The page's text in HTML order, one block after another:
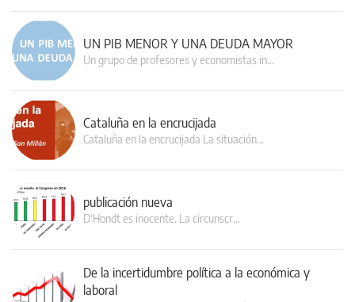
UN PIB MENOR Y UNA DEUDA MAYOR
Un grupo de profesores y economistas in…
Cataluña en la encrucijada
Cataluña en la encrucijada La situación…
publicación nueva
D‘Hondt es inocente. La circunscr…
De la incertidumbre política a la económica y
laboral